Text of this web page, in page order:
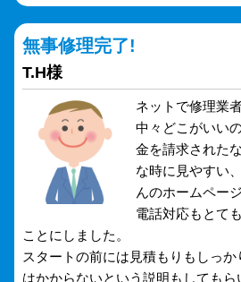
無事修理完了!
T.H様
ネットで修理業
中々どこがいい
金を請求された
な時に見やすい
んのホームペー
電話対応もとて
ことにしました。
スタートの前には見積もりもしっ
はかからないという説明もしても